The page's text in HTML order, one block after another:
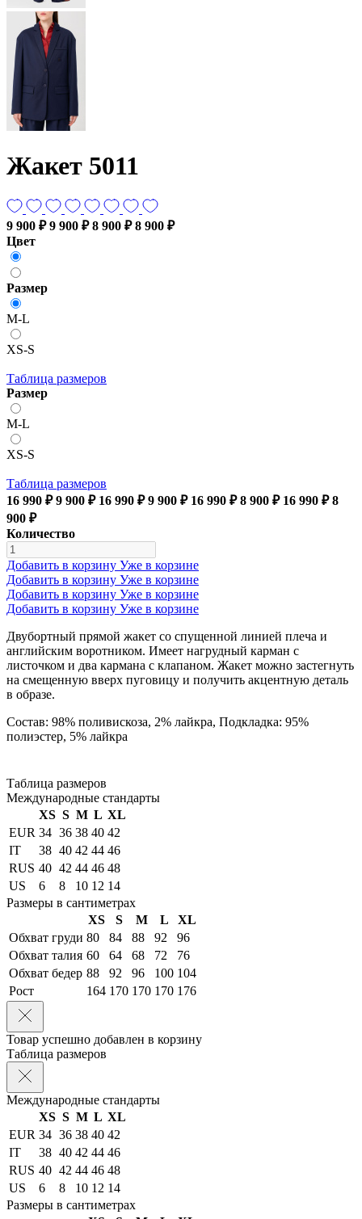
Жакет 5011
9 900 ₽ 9 900 ₽ 8 900 ₽ 8 900 ₽
Цвет
Размер
M-L
XS-S
Таблица размеров
Размер
M-L
XS-S
Таблица размеров
16 990 ₽ 9 900 ₽ 16 990 ₽ 9 900 ₽ 16 990 ₽ 8 900 ₽ 16 990 ₽ 8
900 ₽
Количество
Добавить в корзину Уже в корзине
Добавить в корзину Уже в корзине
Добавить в корзину Уже в корзине
Добавить в корзину Уже в корзине
Двубортный прямой жакет со спущенной линией плеча и
английским воротником. Имеет нагрудный карман с
листочком и два кармана с клапаном. Жакет можно застегнуть
на смещенную вверх пуговицу и получить акцентную деталь
в образе.
Состав: 98% поливискоза, 2% лайкра, Подкладка: 95%
полиэстер, 5% лайкра
Таблица размеров
Международные стандарты
XS S M L XL
EUR 34 36 38 40 42
IT
38 40 42 44 46
RUS 40 42 44 46 48
US
6 8 10 12 14
Размеры в сантиметрах
XS
S M L
XL
Обхват груди 80 84 88 92
96
Обхват талия 60 64 68 72
76
Обхват бедер 88 92 96 100 104
Рост
164 170 170 170 176
Товар успешно добавлен в корзину
Таблица размеров
Международные стандарты
XS S M L XL
EUR 34 36 38 40 42
IT
38 40 42 44 46
RUS 40 42 44 46 48
US
6 8 10 12 14
Размеры в сантиметрах